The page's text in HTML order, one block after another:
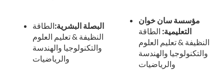
البصلة البشرية:الطاقة
النظيفة & تعليم العلوم
والتكنولوجيا والهندسة
والرياضيات
مؤسسة سان خوان
التعليمية: الطاقة
النظيفة & تعليم العلوم
والتكنولوجيا والهندسة
والرياضيات